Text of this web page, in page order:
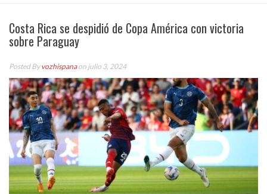
Costa Rica se despidió de Copa América con victoria
sobre Paraguay
Posted Byvozhispanaon julio 3, 2024